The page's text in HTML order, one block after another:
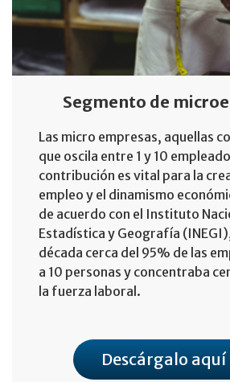
Segmento de
Las micro empresas, aquellas
que oscila entre 1 y 10
contribución es vital para la
empleo y el dinamismo
de acuerdo con el Instituto
Estadística y Geografía
década cerca del 95% de las
a 10 personas y concentraba
la fuerza laboral.
Descárgalo aquí